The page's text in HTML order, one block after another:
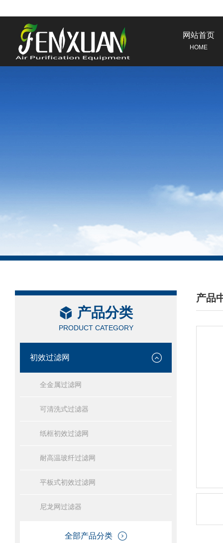
网站首页
HOME
产品分类
PRODUCT CATEGORY
初效过滤网
全金属过滤网
可清洗式过滤器
纸框初效过滤网
耐高温玻纤过滤网
平板式初效过滤网
尼龙网过滤器
全部产品分类
产品
/